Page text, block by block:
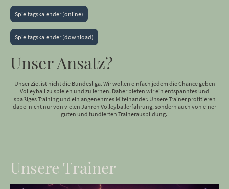
Unser Ansatz?
Unser Ziel ist nicht die Bundesliga. Wir wollen einfach jedem die Chance geben
Volleyball zu spielen und zu lernen. Daher bieten wir ein entspanntes und
spaßiges Training und ein angenehmes Miteinander. Unsere Trainer profitieren
dabei nicht nur von vielen Jahren Volleyballerfahrung, sondern auch von einer
guten und fundierten Trainerausbildung.
Spieltagskalender (online)
Spieltagskalender (download)
Unsere Trainer